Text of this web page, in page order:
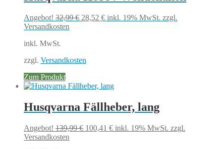
Angebot! 32,99€ Ursprünglicher
28,52 €Aktueller
inkl. 19% MwSt. zzgl.
Versandkosten
inkl. MwSt.
zzgl. Versandkosten
Zum Produkt
Husqvarna Fällheber, lang
Angebot! 139,99€ Ursprünglicher
100,41 €Aktueller
inkl. 19% MwSt. zzgl.
Versandkosten